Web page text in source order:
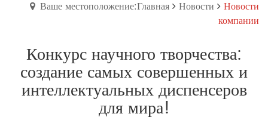
Ваше местоположение:Главная Новости
Новости
компании
Конкурс научного творчества:
создание самых совершенных и
интеллектуальных диспенсеров
для мира!